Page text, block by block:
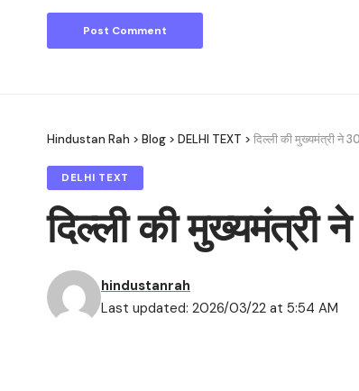
Hindustan Rah > Blog > DELHI TEXT > दिल्ली की मुख्यमंत्री ने
DELHI TEXT
दिल्ली की मुख्यमंत्री
Last updated: 2026/03/22 at 5:54 AM
hindustanrah